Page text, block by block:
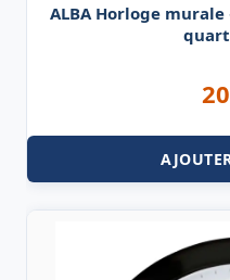
ALBA Horloge murale